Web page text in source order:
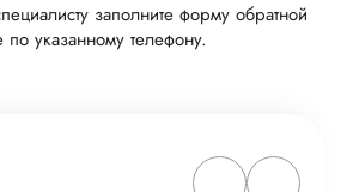
заполните форму обратной
по указанному телефону.